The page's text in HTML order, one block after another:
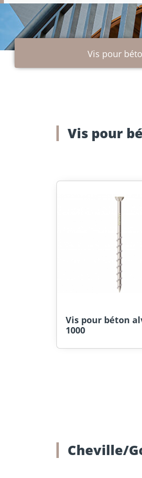
Outils et
en bois
Sélecteur de vis
Vis pour
Vis pour
Vis pour béton
1000
Cheville/